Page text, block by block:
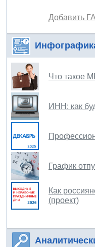
Добавить
Что такое
ИНН: как
График
Как
(проект)